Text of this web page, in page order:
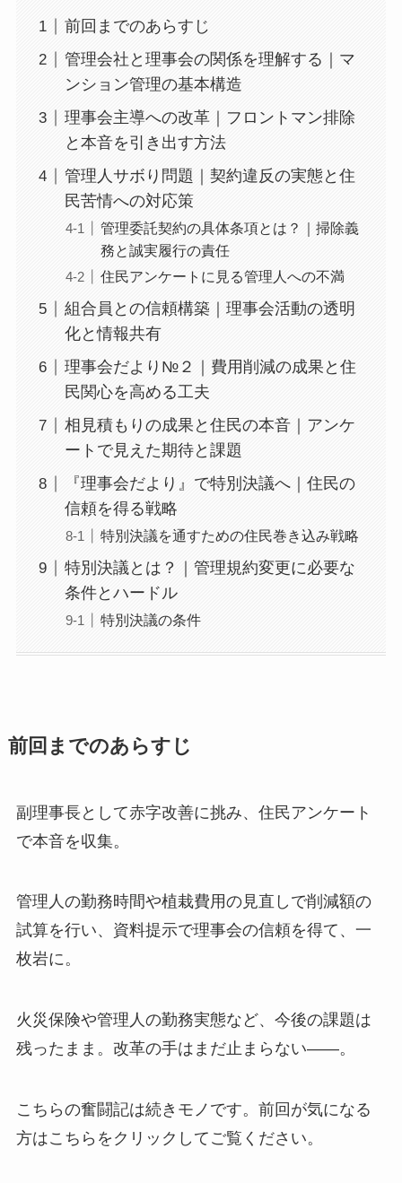
前回までのあらすじ
管理会社と理事会の関係を理解する｜マ
ンション管理の基本構造
理事会主導への改革｜フロントマン排除
と本音を引き出す方法
管理人サボり問題｜契約違反の実態と住
民苦情への対応策
管理委託契約の具体条項とは？｜掃除義
務と誠実履行の責任
住民アンケートに見る管理人への不満
組合員との信頼構築｜理事会活動の透明
化と情報共有
理事会だより№２｜費用削減の成果と住
民関心を高める工夫
相見積もりの成果と住民の本音｜アンケ
ートで見えた期待と課題
『理事会だより』で特別決議へ｜住民の
信頼を得る戦略
特別決議を通すための住民巻き込み戦略
特別決議とは？｜管理規約変更に必要な
条件とハードル
特別決議の条件
前回までのあらすじ
副理事長として赤字改善に挑み、住民アンケート
で本音を収集。
管理人の勤務時間や植栽費用の見直しで削減額の
試算を行い、資料提示で理事会の信頼を得て、一
枚岩に。
火災保険や管理人の勤務実態など、今後の課題は
残ったまま。改革の手はまだ止まらない——。
こちらの奮闘記は続きモノです。前回が気になる
方はこちらをクリックしてご覧ください。